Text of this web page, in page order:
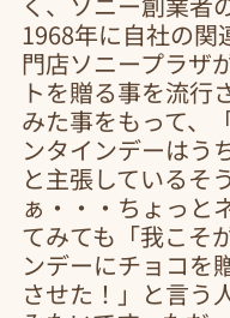
1968年に自社の関
門店ソニープラザ
トを贈る事を流行
みた事をもって、
ンタインデーはう
と主張しているそ
ぁ・・・ちょっと
てみても「我こそ
ンデーにチョコを
させた！」と言う